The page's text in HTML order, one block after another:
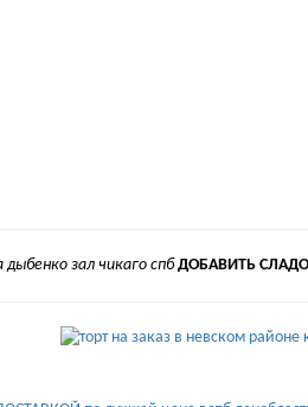
ДОБАВИТЬ